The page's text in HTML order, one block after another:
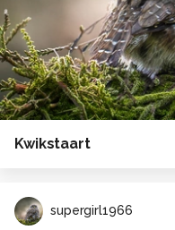
Kwikstaart
supergirl1966